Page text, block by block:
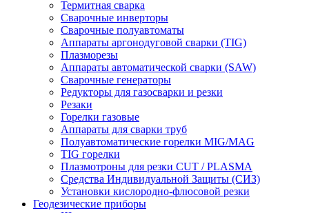
Термитная сварка
Сварочные инверторы
Сварочные полуавтоматы
Аппараты аргонодуговой сварки (TIG)
Плазморезы
Аппараты автоматической сварки (SAW)
Сварочные генераторы
Редукторы для газосварки и резки
Резаки
Горелки газовые
Аппараты для сварки труб
Полуавтоматические горелки MIG/MAG
TIG горелки
Плазмотроны для резки CUT / PLASMA
Средства Индивидуальной Защиты (СИЗ)
Установки кислородно-флюсовой резки
Геодезические приборы